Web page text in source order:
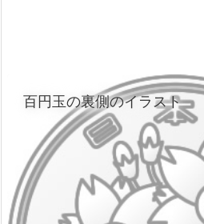
百円玉の裏側のイラスト